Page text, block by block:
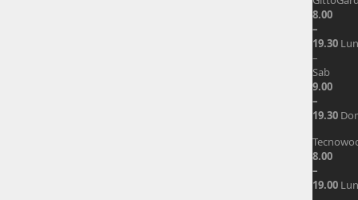
8.00
–
19.30 Lun
–
Sab
9.00
–
19.30
8.00
–
19.00 Lun